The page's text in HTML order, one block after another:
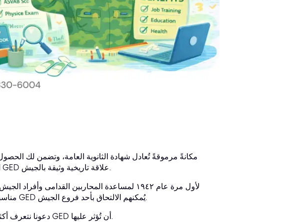
الوظيفة التي تطمح إليها في المؤسسة. تربط شهادة GED علاقة تاريخية وثيقة بالجيش.
مناسبة. لذا، يُعدّ من المُثير للاهتمام الآن أن حاملي شهادة GED يُمكنهم الالتحاق بأحد فروع الجيش.
دعونا نتعرف أكثر على عملية التجنيد العسكري وكيف يُمكن لشهادة GED أن تُؤثر عليها.